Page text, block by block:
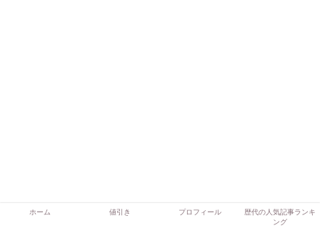
ホーム 値引き プロフィール
歴代の人気記事ランキ
ング